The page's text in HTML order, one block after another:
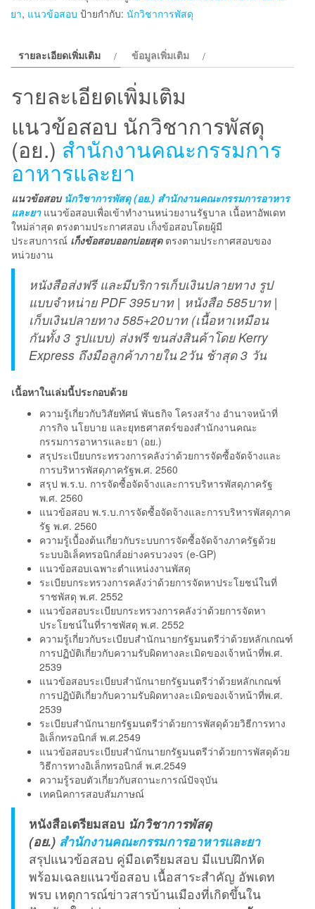
วิชาการ
(อย.)
คณะ
อาหาร
และ
ยา
ชิ้น
ยา, แนวข้อสอบ ป้ายกำกับ: นักวิชาการพัสดุ
รายละเอียดเพิ่มเติม ข้อมูลเพิ่มเติม
รายละเอียดเพิ่มเติม
แนวข้อสอบ นักวิชาการพัสดุ
(อย.) สำนักงานคณะกรรมการ
อาหารและยา
แนวข้อสอบ นักวิชาการพัสดุ (อย.) สำนักงานคณะกรรมการอาหาร
และยาแนวข้อสอบเพื่อเข้าทำงานหน่วยงานรัฐบาล เนื้อหาอัพเดท
ใหม่ล่าสุด ตรงตามประกาศสอบ เก็งข้อสอบโดยผู้มี
ประสบการณ์ เก็งข้อสอบออกบ่อยสุดตรงตามประกาศสอบของ
หน่วยงาน
หนังสือส่งฟรี และมีบริการเก็บเงินปลายทาง รูป
แบบจำหน่าย PDF 395บาท | หนังสือ 585บาท |
เก็บเงินปลายทาง 585+20บาท (เนื้อหาเหมือน
กันทั้ง 3 รูปแบบ) ส่งฟรี ขนส่งสินค้าโดย Kerry
Express ถึงมือลูกค้าภายใน 2วัน ช้าสุด 3 วัน
เนื้อหาในเล่มนี้ประกอบด้วย
ความรู้เกี่ยวกับวิสัยทัศน์ พันธกิจ โครงสร้าง อำนาจหน้าที่
ภารกิจ นโยบาย และยุทธศาสตร์ของสำนักงานคณะ
กรรมการอาหารและยา (อย.)
สรุประเบียบกระทรวงการคลังว่าด้วยการจัดซื้อจัดจ้างและ
การบริหารพัสดุภาครัฐพ.ศ. 2560
สรุป พ.ร.บ. การจัดซื้อจัดจ้างและการบริหารพัสดุภาครัฐ
พ.ศ. 2560
แนวข้อสอบ พ.ร.บ.การจัดซื้อจัดจ้างและการบริหารพัสดุภาค
รัฐ พ.ศ. 2560
ความรู้เบื้องต้นเกี่ยวกับระบบการจัดซื้อจัดจ้างภาครัฐด้วย
ระบบอิเล็คทรอนิกส์อย่างครบวงจร (e-GP)
แนวข้อสอบเฉพาะตำแหน่งงานพัสดุ
ระเบียบกระทรวงการคลังว่าด้วยการจัดหาประโยชน์ในที่
ราชพัสดุ พ.ศ. 2552
แนวข้อสอบระเบียบกระทรวงการคลังว่าด้วยการจัดหา
ประโยชน์ในที่ราชพัสดุ พ.ศ. 2552
ความรู้เกี่ยวกับระเบียบสำนักนายกรัฐมนตรีว่าด้วยหลักเกณฑ์
การปฏิบัติเกี่ยวกับความรับผิดทางละเมิดของเจ้าหน้าที่พ.ศ.
2539
แนวข้อสอบระเบียบสำนักนายกรัฐมนตรีว่าด้วยหลักเกณฑ์
การปฏิบัติเกี่ยวกับความรับผิดทางละเมิดของเจ้าหน้าที่พ.ศ.
2539
ระเบียบสำนักนายกรัฐมนตรีว่าด้วยการพัสดุด้วยวิธีการทาง
อิเล็กทรอนิกส์ พ.ศ.2549
แนวข้อสอบระเบียบสำนักนายกรัฐมนตรีว่าด้วยการพัสดุด้วย
วิธีการทางอิเล็กทรอนิกส์ พ.ศ.2549
ความรู้รอบตัวเกี่ยวกับสถานะการณ์ปัจจุบัน
เทคนิคการสอบสัมภาษณ์
หนังสือเตรียมสอบ นักวิชาการพัสดุ
(อย.) สำนักงานคณะกรรมการอาหารและยา
สรุปแนวข้อสอบ คู่มือเตรียมสอบ มีแบบฝึกหัด
พร้อมเฉลยแนวข้อสอบ เนื้อสาระสำคัญ อัพเดท
พรบ เหตุการณ์ข่าวสารบ้านเมืองที่เกิดขึ้นใน